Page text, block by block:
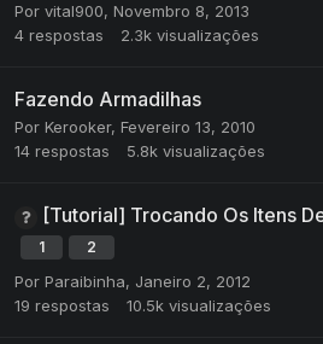
Por vital900, Novembro 8, 2013
4 respostas 2.3k visualizações
Fazendo Armadilhas
Por Kerooker, Fevereiro 13, 2010
14 respostas 5.8k visualizações
[Tutorial] Trocando Os Itens
1 2
Por Paraibinha, Janeiro 2, 2012
19 respostas 10.5k visualizações